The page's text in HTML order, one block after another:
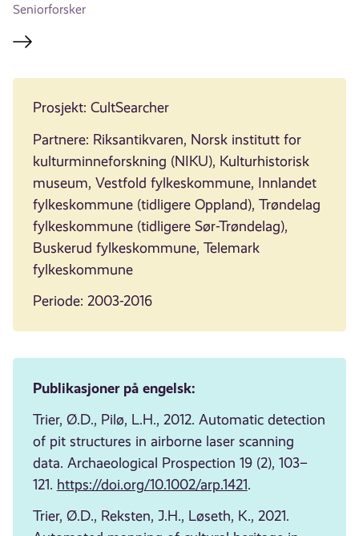
Seniorforsker
Prosjekt: CultSearcher
Partnere: Riksantikvaren, Norsk institutt for
kulturminneforskning (NIKU), Kulturhistorisk
museum, Vestfold fylkeskommune, Innlandet
fylkeskommune (tidligere Oppland), Trøndelag
fylkeskommune (tidligere Sør-Trøndelag),
Buskerud fylkeskommune, Telemark
fylkeskommune
Periode: 2003-2016
Publikasjoner på engelsk:
Trier, Ø.D., Pilø, L.H., 2012. Automatic detection
of pit structures in airborne laser scanning
data. Archaeological Prospection 19 (2), 103–
121. https://doi.org/10.1002/arp.1421.
Trier, Ø.D., Reksten, J.H., Løseth, K., 2021.